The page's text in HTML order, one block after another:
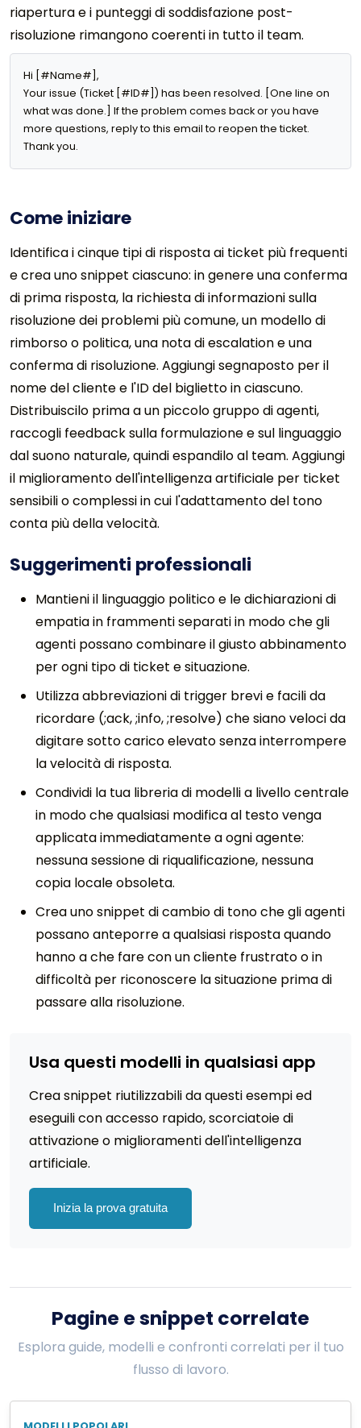
riapertura e i punteggi di soddisfazione post-
risoluzione rimangono coerenti in tutto il team.
Hi [#Name#],
Your issue (Ticket [#ID#]) has been resolved. [One line on
what was done.] If the problem comes back or you have
more questions, reply to this email to reopen the ticket.
Thank you.
Come iniziare
Identifica i cinque tipi di risposta ai ticket più frequenti
e crea uno snippet ciascuno: in genere una conferma
di prima risposta, la richiesta di informazioni sulla
risoluzione dei problemi più comune, un modello di
rimborso o politica, una nota di escalation e una
conferma di risoluzione. Aggiungi segnaposto per il
nome del cliente e l'ID del biglietto in ciascuno.
Distribuiscilo prima a un piccolo gruppo di agenti,
raccogli feedback sulla formulazione e sul linguaggio
dal suono naturale, quindi espandilo al team. Aggiungi
il miglioramento dell'intelligenza artificiale per ticket
sensibili o complessi in cui l'adattamento del tono
conta più della velocità.
Suggerimenti professionali
Mantieni il linguaggio politico e le dichiarazioni di
empatia in frammenti separati in modo che gli
agenti possano combinare il giusto abbinamento
per ogni tipo di ticket e situazione.
Utilizza abbreviazioni di trigger brevi e facili da
ricordare (;ack, ;info, ;resolve) che siano veloci da
digitare sotto carico elevato senza interrompere
la velocità di risposta.
Condividi la tua libreria di modelli a livello centrale
in modo che qualsiasi modifica al testo venga
applicata immediatamente a ogni agente:
nessuna sessione di riqualificazione, nessuna
copia locale obsoleta.
Crea uno snippet di cambio di tono che gli agenti
possano anteporre a qualsiasi risposta quando
hanno a che fare con un cliente frustrato o in
difficoltà per riconoscere la situazione prima di
passare alla risoluzione.
Usa questi modelli in qualsiasi app
Crea snippet riutilizzabili da questi esempi ed
eseguili con accesso rapido, scorciatoie di
attivazione o miglioramenti dell'intelligenza
artificiale.
Inizia la prova gratuita
Pagine e snippet correlate
Esplora guide, modelli e confronti correlati per il tuo
flusso di lavoro.